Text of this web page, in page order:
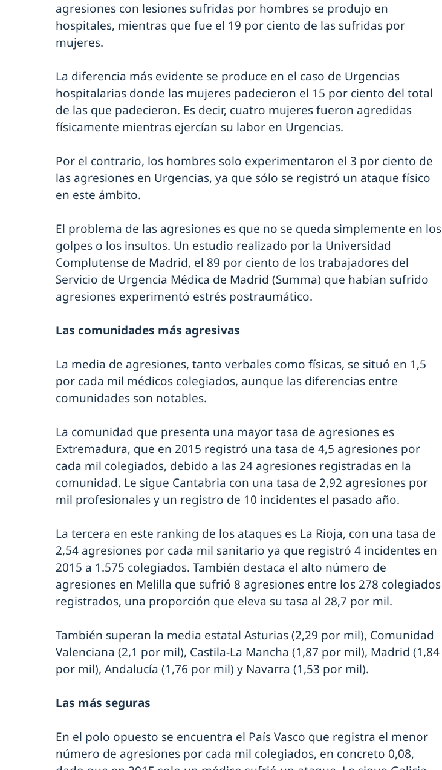
agresiones con lesiones sufridas por hombres se produjo en
hospitales, mientras que fue el 19 por ciento de las sufridas por
mujeres.
La diferencia más evidente se produce en el caso de Urgencias
hospitalarias donde las mujeres padecieron el 15 por ciento del total
de las que padecieron. Es decir, cuatro mujeres fueron agredidas
físicamente mientras ejercían su labor en Urgencias.
Por el contrario, los hombres solo experimentaron el 3 por ciento de
las agresiones en Urgencias, ya que sólo se registró un ataque físico
en este ámbito.
El problema de las agresiones es que no se queda simplemente en los
golpes o los insultos. Un estudio realizado por la Universidad
Complutense de Madrid, el 89 por ciento de los trabajadores del
Servicio de Urgencia Médica de Madrid (Summa) que habían sufrido
agresiones experimentó estrés postraumático.
Las comunidades más agresivas
La media de agresiones, tanto verbales como físicas, se situó en 1,5
por cada mil médicos colegiados, aunque las diferencias entre
comunidades son notables.
La comunidad que presenta una mayor tasa de agresiones es
Extremadura, que en 2015 registró una tasa de 4,5 agresiones por
cada mil colegiados, debido a las 24 agresiones registradas en la
comunidad. Le sigue Cantabria con una tasa de 2,92 agresiones por
mil profesionales y un registro de 10 incidentes el pasado año.
La tercera en este ranking de los ataques es La Rioja, con una tasa de
2,54 agresiones por cada mil sanitario ya que registró 4 incidentes en
2015 a 1.575 colegiados. También destaca el alto número de
agresiones en Melilla que sufrió 8 agresiones entre los 278 colegiados
registrados, una proporción que eleva su tasa al 28,7 por mil.
También superan la media estatal Asturias (2,29 por mil), Comunidad
Valenciana (2,1 por mil), Castila-La Mancha (1,87 por mil), Madrid (1,84
por mil), Andalucía (1,76 por mil) y Navarra (1,53 por mil).
Las más seguras
En el polo opuesto se encuentra el País Vasco que registra el menor
número de agresiones por cada mil colegiados, en concreto 0,08,